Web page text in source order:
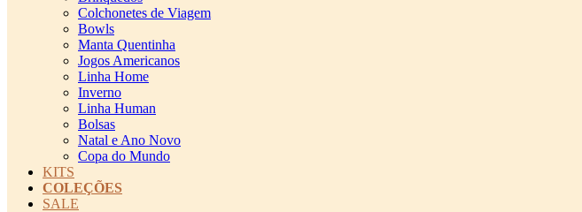
Colchonetes de Viagem
Bowls
Manta Quentinha
Jogos Americanos
Linha Home
Inverno
Linha Human
Bolsas
Natal e Ano Novo
Copa do Mundo
KITS
COLEÇÕES
SALE